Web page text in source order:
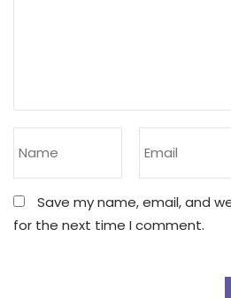
Save my name, email, and
for the next time I comment.